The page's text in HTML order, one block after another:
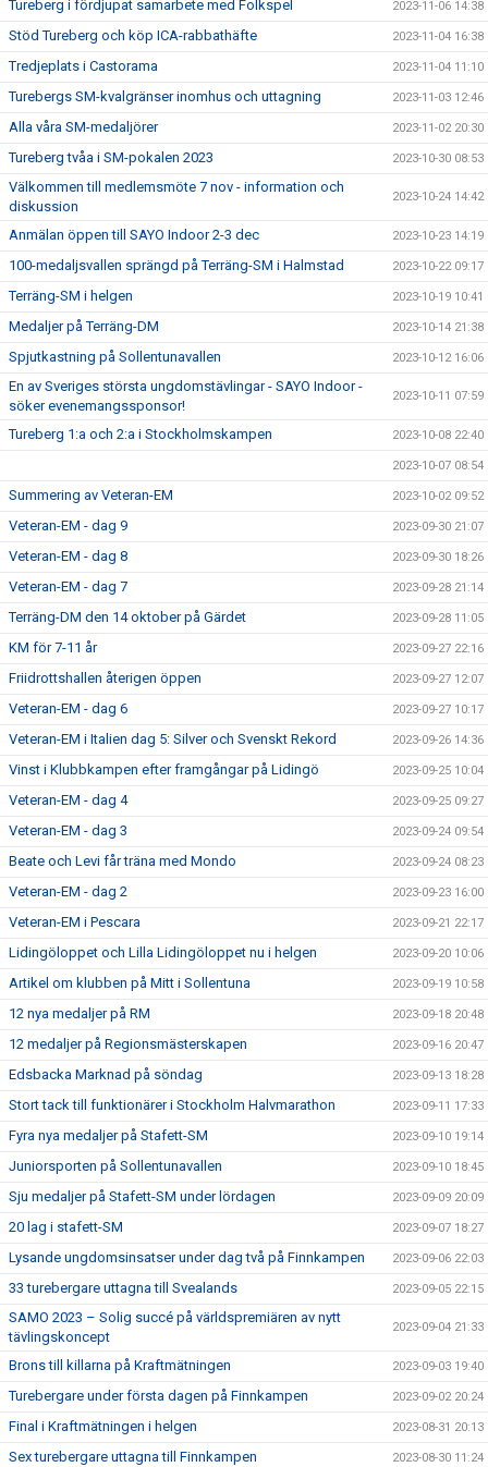
Tureberg i fördjupat samarbete med Folkspel 2023-11-06 14:38
Stöd Tureberg och köp ICA-rabbathäfte 2023-11-04 16:38
Tredjeplats i Castorama 2023-11-04 11:10
Turebergs SM-kvalgränser inomhus och uttagning 2023-11-03 12:46
Alla våra SM-medaljörer 2023-11-02 20:30
Tureberg tvåa i SM-pokalen 2023 2023-10-30 08:53
Välkommen till medlemsmöte 7 nov - information och
diskussion
2023-10-24 14:42
Anmälan öppen till SAYO Indoor 2-3 dec 2023-10-23 14:19
100-medaljsvallen sprängd på Terräng-SM i Halmstad 2023-10-22 09:17
Terräng-SM i helgen 2023-10-19 10:41
Medaljer på Terräng-DM 2023-10-14 21:38
Spjutkastning på Sollentunavallen 2023-10-12 16:06
En av Sveriges största ungdomstävlingar - SAYO Indoor -
söker evenemangssponsor!
2023-10-11 07:59
Tureberg 1:a och 2:a i Stockholmskampen 2023-10-08 22:40
2023-10-07 08:54
Summering av Veteran-EM 2023-10-02 09:52
Veteran-EM - dag 9 2023-09-30 21:07
Veteran-EM - dag 8 2023-09-30 18:26
Veteran-EM - dag 7 2023-09-28 21:14
Terräng-DM den 14 oktober på Gärdet 2023-09-28 11:05
KM för 7-11 år 2023-09-27 22:16
Friidrottshallen återigen öppen 2023-09-27 12:07
Veteran-EM - dag 6 2023-09-27 10:17
Veteran-EM i Italien dag 5: Silver och Svenskt Rekord 2023-09-26 14:36
Vinst i Klubbkampen efter framgångar på Lidingö 2023-09-25 10:04
Veteran-EM - dag 4 2023-09-25 09:27
Veteran-EM - dag 3 2023-09-24 09:54
Beate och Levi får träna med Mondo 2023-09-24 08:23
Veteran-EM - dag 2 2023-09-23 16:00
Veteran-EM i Pescara 2023-09-21 22:17
Lidingöloppet och Lilla Lidingöloppet nu i helgen 2023-09-20 10:06
Artikel om klubben på Mitt i Sollentuna 2023-09-19 10:58
12 nya medaljer på RM 2023-09-18 20:48
12 medaljer på Regionsmästerskapen 2023-09-16 20:47
Edsbacka Marknad på söndag 2023-09-13 18:28
Stort tack till funktionärer i Stockholm Halvmarathon 2023-09-11 17:33
Fyra nya medaljer på Stafett-SM 2023-09-10 19:14
Juniorsporten på Sollentunavallen 2023-09-10 18:45
Sju medaljer på Stafett-SM under lördagen 2023-09-09 20:09
20 lag i stafett-SM 2023-09-07 18:27
Lysande ungdomsinsatser under dag två på Finnkampen 2023-09-06 22:03
33 turebergare uttagna till Svealands 2023-09-05 22:15
SAMO 2023 – Solig succé på världspremiären av nytt
tävlingskoncept
2023-09-04 21:33
Brons till killarna på Kraftmätningen 2023-09-03 19:40
Turebergare under första dagen på Finnkampen 2023-09-02 20:24
Final i Kraftmätningen i helgen 2023-08-31 20:13
Sex turebergare uttagna till Finnkampen 2023-08-30 11:24